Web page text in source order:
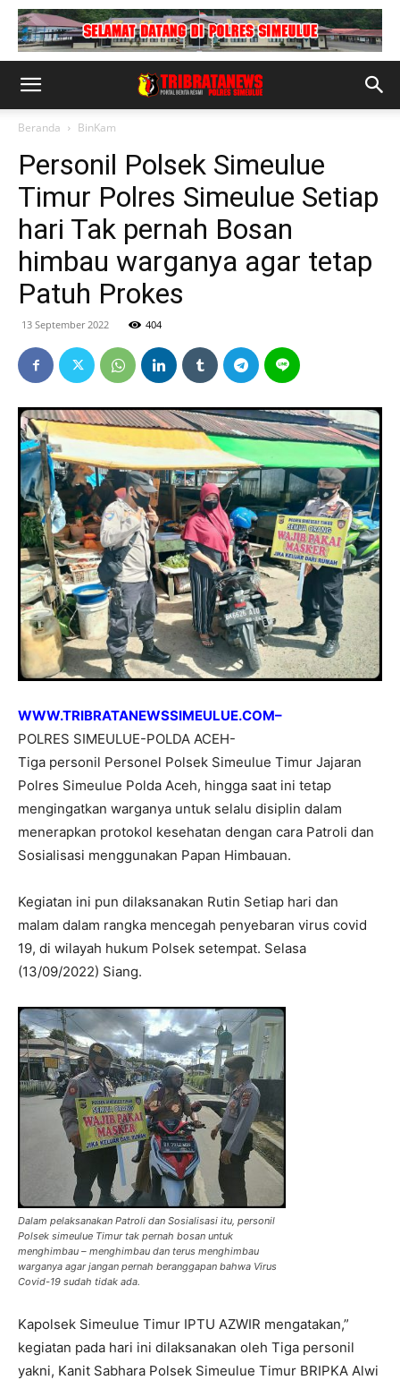
Beranda BinKam
Personil Polsek Simeulue
Timur Polres Simeulue Setiap
hari Tak pernah Bosan
himbau warganya agar tetap
Patuh Prokes
13 September 2022 404
WWW.TRIBRATANEWSSIMEULUE.COM–
POLRES SIMEULUE-POLDA ACEH-
Tiga personil Personel Polsek Simeulue Timur Jajaran
Polres Simeulue Polda Aceh, hingga saat ini tetap
mengingatkan warganya untuk selalu disiplin dalam
menerapkan protokol kesehatan dengan cara Patroli dan
Sosialisasi menggunakan Papan Himbauan.
Kegiatan ini pun dilaksanakan Rutin Setiap hari dan
malam dalam rangka mencegah penyebaran virus covid
19, di wilayah hukum Polsek setempat. Selasa
(13/09/2022) Siang.
Dalam pelaksanakan Patroli dan Sosialisasi itu, personil
Polsek simeulue Timur tak pernah bosan untuk
menghimbau – menghimbau dan terus menghimbau
warganya agar jangan pernah beranggapan bahwa Virus
Covid-19 sudah tidak ada.
Kapolsek Simeulue Timur IPTU AZWIR mengatakan,”
kegiatan pada hari ini dilaksanakan oleh Tiga personil
yakni, Kanit Sabhara Polsek Simeulue Timur BRIPKA Alwi